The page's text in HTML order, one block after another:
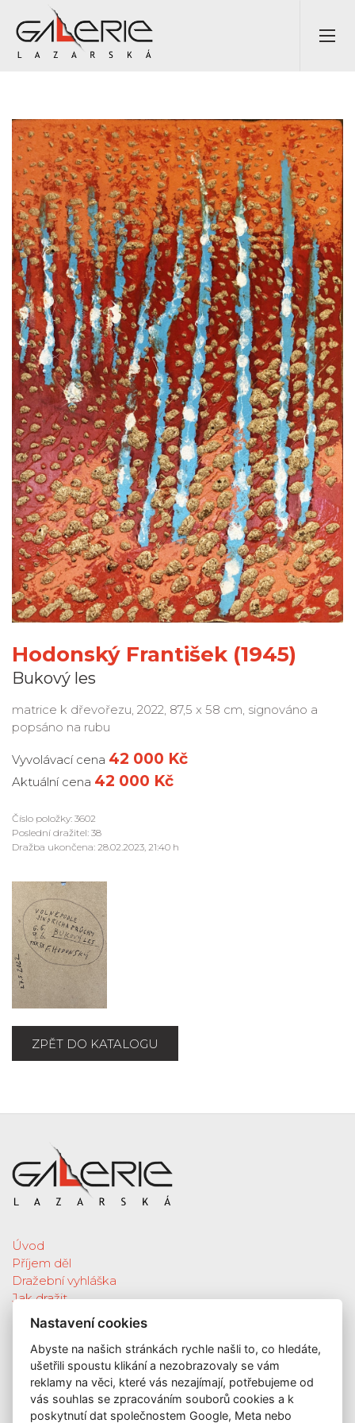
Hodonský František (1945)
Bukový les
matrice k dřevořezu, 2022, 87,5 x 58 cm, signováno a
popsáno na rubu
Vyvolávací cena 42 000 Kč
Aktuální cena 42 000 Kč
Číslo položky: 3602
Poslední dražitel: 38
Dražba ukončena: 28.02.2023, 21:40 h
ZPĚT DO KATALOGU
Úvod
Příjem děl
Dražební vyhláška
Jak dražit
Galerie
Katalog vydražených děl
O nás
GDPR
Kontakt
KONTAKT
Nastavení cookies
Abyste na našich stránkách rychle našli to, co hledáte,
ušetřili spoustu klikání a nezobrazovaly se vám
reklamy na věci, které vás nezajímají, potřebujeme od
vás souhlas se zpracováním souborů cookies a k
poskytnutí dat společnostem Google, Meta nebo